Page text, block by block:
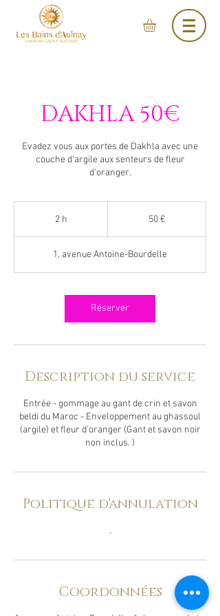
DAKHLA 50€
Evadez vous aux portes de Dakhla avec une
couche d'argile aux senteurs de fleur
d'oranger.
2 h 50 €
1, avenue Antoine-Bourdelle
Réserver
Description du service
Entrée - gommage au gant de crin et savon
beldi du Maroc - Enveloppement au ghassoul
(argile) et fleur d'oranger (Gant et savon noir
non inclus. )
Politique d'annulation
.
Coordonnées